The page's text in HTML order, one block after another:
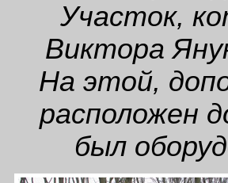
Участок,
Виктора
На этой,
расположен
был